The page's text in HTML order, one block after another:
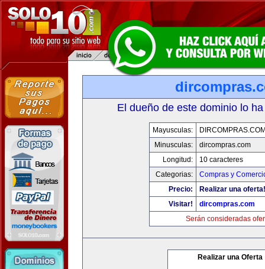
El dueño de este dominio lo
Mayusculas:
Minusculas:
dircompras.com
Longitud:
10 caracteres
Categorias:
Compras y
Precio:
Realizar una oferta!
Visitar!
dircompras.com
Serán consideradas
Realizar una Oferta